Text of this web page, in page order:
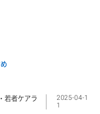
若者ケアラ 2025-04-1
1